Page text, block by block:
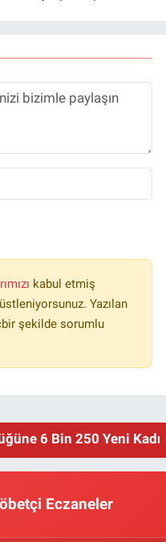
kabul etmiş
Yazılan
şekilde sorumlu
6 Bin 250 Yeni
Eczaneler